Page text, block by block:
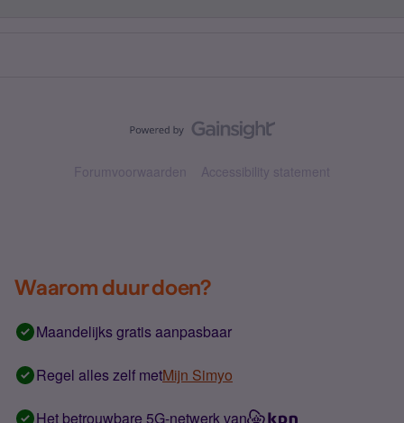
Forumvoorwaarden Accessibility statement
Waarom duur doen?
Maandelijks gratis aanpasbaar
Regel alles zelf metMijn Simyo
Het betrouwbare 5G-netwerk van